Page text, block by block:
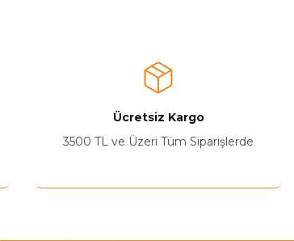
Ücretsiz Kargo
3500 TL ve Üzeri Tüm Siparişlerde